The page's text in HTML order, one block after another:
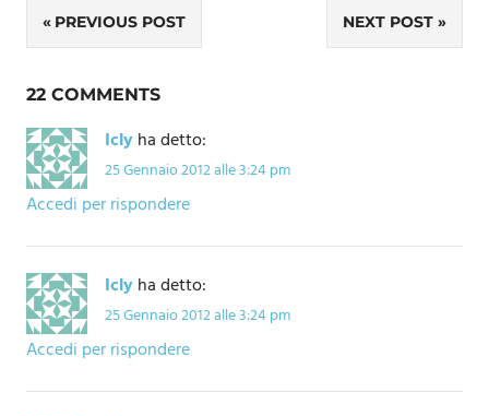
Navigazione
articoli
PREVIOUS POST NEXT POST
22 COMMENTS
Iclyha detto:
25 Gennaio 2012 alle 3:24 pm
Accedi per rispondere
Iclyha detto:
25 Gennaio 2012 alle 3:24 pm
Accedi per rispondere